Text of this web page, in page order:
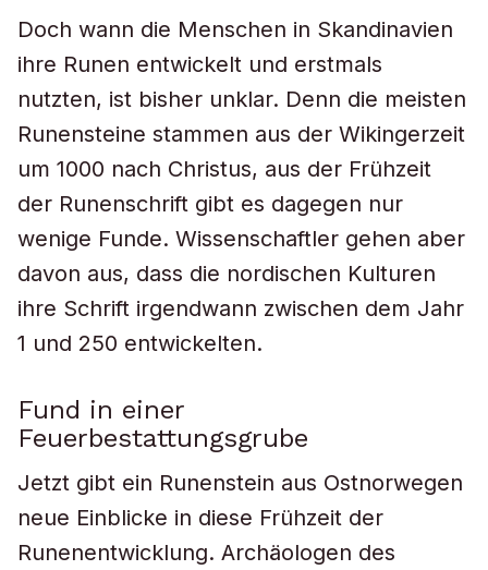
Doch wann die Menschen in Skandinavien
ihre Runen entwickelt und erstmals
nutzten, ist bisher unklar. Denn die meisten
Runensteine stammen aus der Wikingerzeit
um 1000 nach Christus, aus der Frühzeit
der Runenschrift gibt es dagegen nur
wenige Funde. Wissenschaftler gehen aber
davon aus, dass die nordischen Kulturen
ihre Schrift irgendwann zwischen dem Jahr
1 und 250 entwickelten.
Fund in einer
Feuerbestattungsgrube
Jetzt gibt ein Runenstein aus Ostnorwegen
neue Einblicke in diese Frühzeit der
Runenentwicklung. Archäologen des